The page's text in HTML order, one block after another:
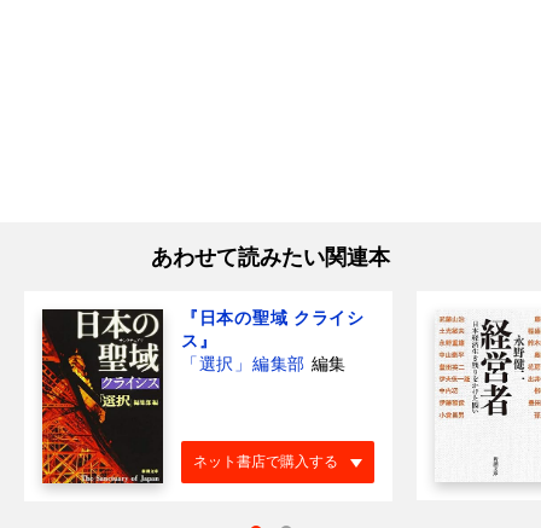
あわせて読みたい関連本
『日本の聖域 クライシ
ス』
「選択」編集部 編集
ネット書店で購入する